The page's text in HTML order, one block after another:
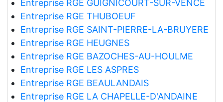
Entreprise RGE GUIGNICOURT-SUR-VENCE
Entreprise RGE THUBOEUF
Entreprise RGE SAINT-PIERRE-LA-BRUYERE
Entreprise RGE HEUGNES
Entreprise RGE BAZOCHES-AU-HOULME
Entreprise RGE LES ASPRES
Entreprise RGE BEAULANDAIS
Entreprise RGE LA CHAPELLE-D'ANDAINE